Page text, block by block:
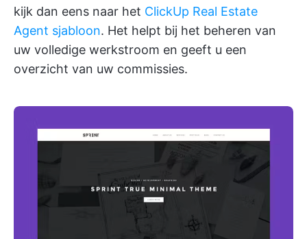
kijk dan eens naar het ClickUp Real Estate
Agent sjabloon. Het helpt bij het beheren van
uw volledige werkstroom en geeft u een
overzicht van uw commissies.